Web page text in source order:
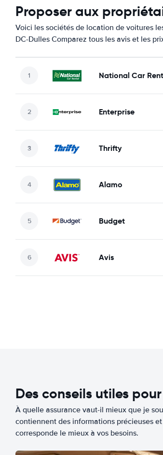
Proposer aux
Voici les sociétés de location de voitures
DC-Dulles Comparez tous les avis et les
National Car
Enterprise
Thrifty
Alamo
Budget
Avis
Des conseils utiles
À quelle assurance vaut-il mieux que je
contiennent des informations précieuses
corresponde le mieux à vos besoins.